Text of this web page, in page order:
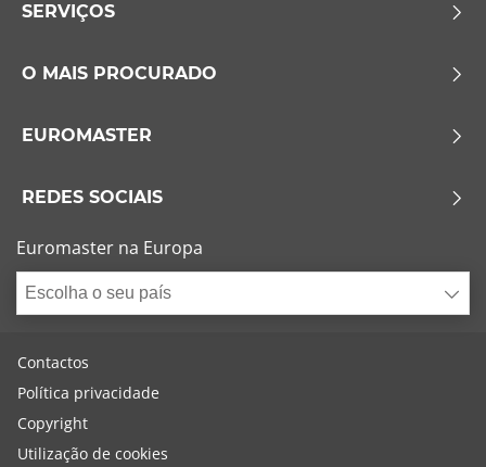
SERVIÇOS
O MAIS PROCURADO
EUROMASTER
REDES SOCIAIS
Euromaster na Europa
Escolha o seu país
Contactos
Política privacidade
Copyright
Utilização de cookies